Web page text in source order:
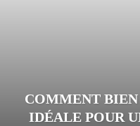
COMMENT
IDÉALE POUR